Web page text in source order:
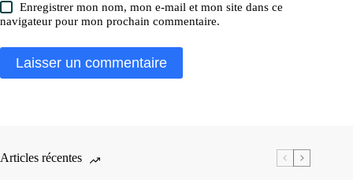
Enregistrer mon nom, mon e-mail et mon site dans ce
navigateur pour mon prochain commentaire.
Laisser un commentaire
Articles récentes